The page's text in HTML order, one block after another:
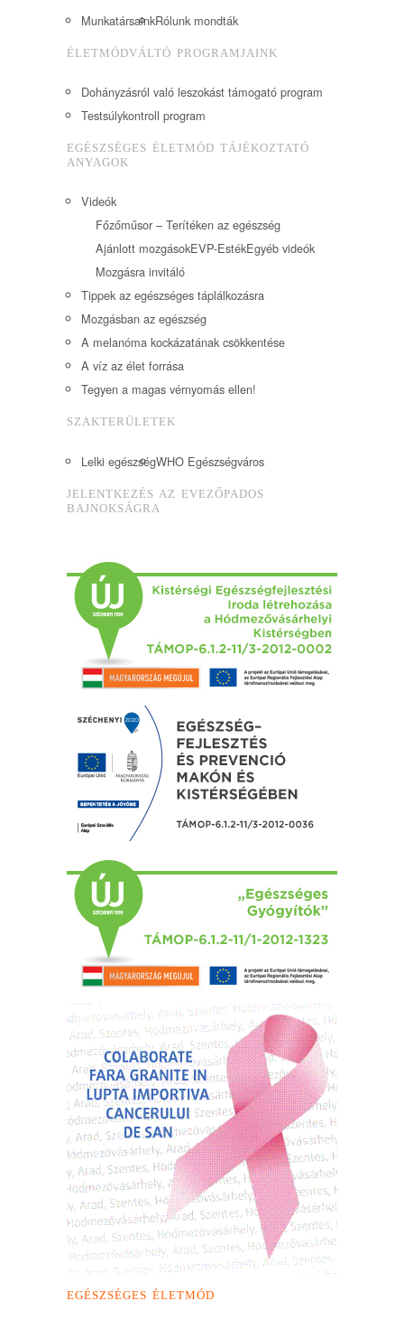
MunkatársainkRólunk mondták
ÉLETMÓDVÁLTÓ PROGRAMJAINK
Dohányzásról való leszokást támogató program
Testsúlykontroll program
EGÉSZSÉGES ÉLETMÓD TÁJÉKOZTATÓ
ANYAGOK
Videók
Főzőműsor – Terítéken az egészség
Ajánlott mozgásokEVP-EstékEgyéb videók
Mozgásra invitáló
Tippek az egészséges táplálkozásra
Mozgásban az egészség
A melanóma kockázatának csökkentése
A víz az élet forrása
Tegyen a magas vérnyomás ellen!
SZAKTERÜLETEK
Lelki egészségWHO Egészségváros
JELENTKEZÉS AZ EVEZŐPADOS
BAJNOKSÁGRA
EGÉSZSÉGES ÉLETMÓD